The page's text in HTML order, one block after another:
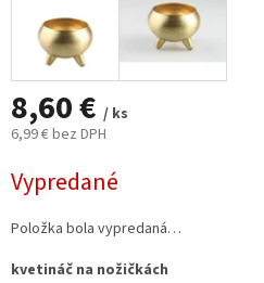
8,60 € / ks
6,99 € bez DPH
cena:
Vypredané
Položka bola vypredaná…
kvetináč na nožičkách